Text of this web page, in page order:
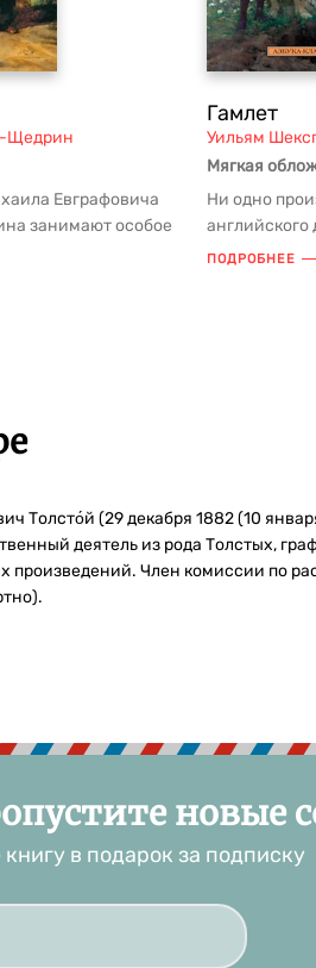
Щедрин
Евграфовича
занимают особое
(«Губе...
Гамлет
Уильям
Мягкая
Ни одно
английского
ПОДРОБНЕЕ
Толсто́й (29 декабря 1882 (10
деятель из рода Толстых,
произведений. Член комиссии по
новые
в подарок за подписку